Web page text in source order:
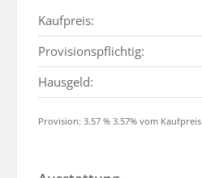
Kaufpreis:
Provisionspflichtig:
Hausgeld:
Provision: 3.57 % 3.57% vom Kaufpreis